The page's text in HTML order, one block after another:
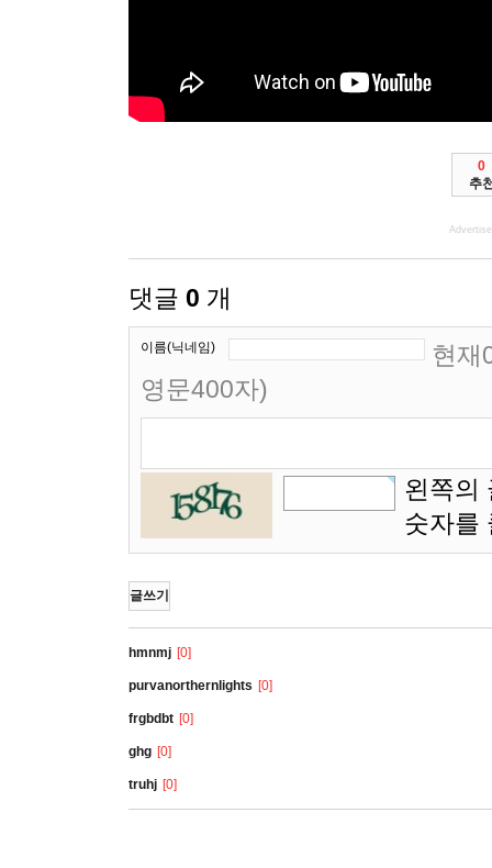
0
추
댓글 0 개
이름(닉네임)
현재
영문400자)
왼쪽의
숫자를
글쓰기
hmnmj [0]
purvanorthernlights [0]
frgbdbt [0]
ghg [0]
truhj [0]